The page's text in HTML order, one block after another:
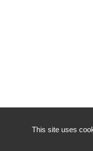
This site uses